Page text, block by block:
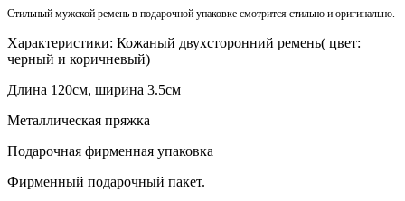
Стильный мужской ремень в подарочной упаковке смотрится стильно и оригинально.
Характеристики: Кожаный двухсторонний ремень( цвет:
черный и коричневый)
Длина 120см, ширина 3.5см
Металлическая пряжка
Подарочная фирменная упаковка
Фирменный подарочный пакет.